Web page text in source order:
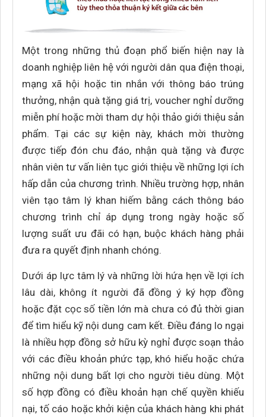
Một trong những thủ đoạn phổ biến hiện nay là
doanh nghiệp liên hệ với người dân qua điện thoại,
mạng xã hội hoặc tin nhắn với thông báo trúng
thưởng, nhận quà tặng giá trị, voucher nghỉ dưỡng
miễn phí hoặc mời tham dự hội thảo giới thiệu sản
phẩm. Tại các sự kiện này, khách mời thường
được tiếp đón chu đáo, nhận quà tặng và được
nhân viên tư vấn liên tục giới thiệu về những lợi ích
hấp dẫn của chương trình. Nhiều trường hợp, nhân
viên tạo tâm lý khan hiếm bằng cách thông báo
chương trình chỉ áp dụng trong ngày hoặc số
lượng suất ưu đãi có hạn, buộc khách hàng phải
đưa ra quyết định nhanh chóng.
Dưới áp lực tâm lý và những lời hứa hẹn về lợi ích
lâu dài, không ít người đã đồng ý ký hợp đồng
hoặc đặt cọc số tiền lớn mà chưa có đủ thời gian
để tìm hiểu kỹ nội dung cam kết. Điều đáng lo ngại
là nhiều hợp đồng sở hữu kỳ nghỉ được soạn thảo
với các điều khoản phức tạp, khó hiểu hoặc chứa
những nội dung bất lợi cho người tiêu dùng. Một
số hợp đồng có điều khoản hạn chế quyền khiếu
nại, tố cáo hoặc khởi kiện của khách hàng khi phát